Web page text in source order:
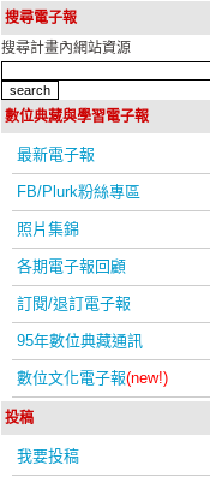
搜尋電子報
搜尋計畫內網站資源
數位典藏與學習電子報
最新電子報
FB/Plurk粉絲專區
照片集錦
各期電子報回顧
訂閱/退訂電子報
95年數位典藏通訊
數位文化電子報(new!)
投稿
我要投稿